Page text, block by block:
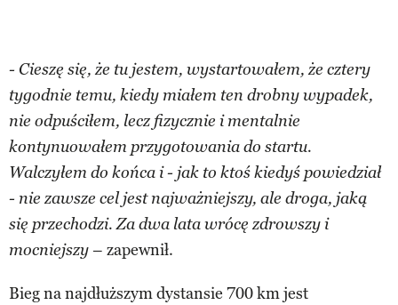
- Cieszę się, że tu jestem, wystartowałem, że cztery
tygodnie temu, kiedy miałem ten drobny wypadek,
nie odpuściłem, lecz fizycznie i mentalnie
kontynuowałem przygotowania do startu.
Walczyłem do końca i - jak to ktoś kiedyś powiedział
- nie zawsze cel jest najważniejszy, ale droga, jaką
się przechodzi. Za dwa lata wrócę zdrowszy i
mocniejszy– zapewnił.
Bieg na najdłuższym dystansie 700 km jest